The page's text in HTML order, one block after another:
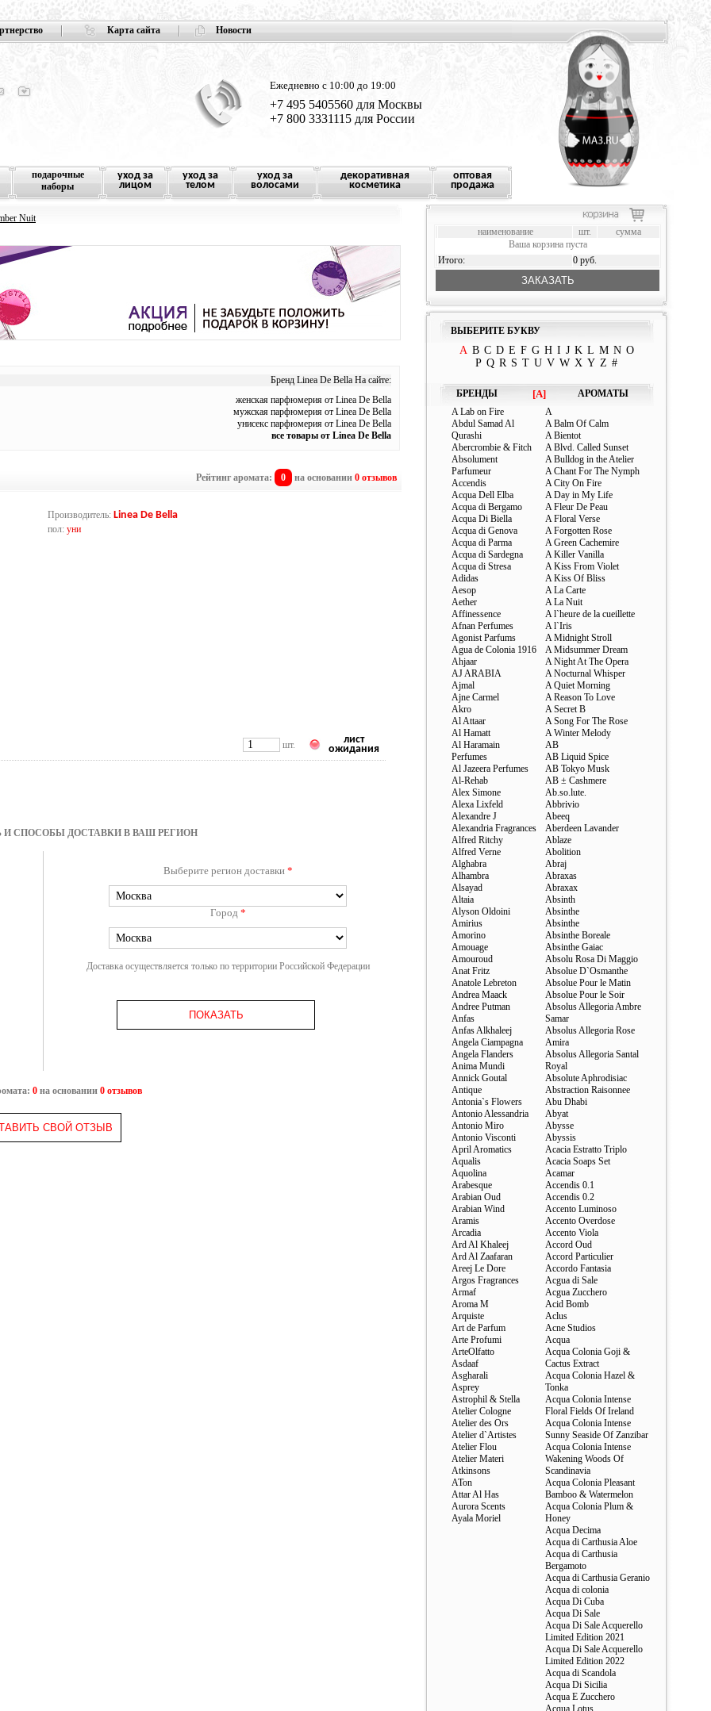
Карта сайта Новости
Ежедневно с 10:00 до 19:00
+7 495 5405560 для Москвы
+7 800 3331115 для России
подарочные
наборы
уход за
лицом
уход за
телом
уход за
волосами
декоративная
косметика
оптовая
продажа
Nuit
Бренд Linea De Bella На сайте:
женская парфюмерия от Linea De Bella
мужская парфюмерия от Linea De Bella
унисекс парфюмерия от Linea De Bella
все товары от Linea De Bella
Рейтинг аромата: 0 на основании 0 отзывов
Производитель: Linea De Bella
пол: уни
шт.
лист
ожидания
И СПОСОБЫ ДОСТАВКИ В ВАШ РЕГИОН
Выберите регион доставки *
Город *
Доставка осуществляется только по территории Российской Федерации
ПОКАЗАТЬ
0на основании 0 отзывов
СВОЙ ОТЗЫВ
наименование шт.
сумма
Ваша корзина пуста
Итого:
0 руб.
ЗАКАЗАТЬ
ВЫБЕРИТЕ БУКВУ
A B C D E F G H I J K L M N O
P Q R S T U V W X Y Z #
БРЕНДЫ [A]
АРОМАТЫ
A Lab on Fire
Abdul Samad Al
Qurashi
Abercrombie & Fitch
Absolument
Parfumeur
Accendis
Acqua Dell Elba
Acqua di Bergamo
Acqua Di Biella
Acqua di Genova
Acqua di Parma
Acqua di Sardegna
Acqua di Stresa
Adidas
Aesop
Aether
Affinessence
Afnan Perfumes
Agonist Parfums
Agua de Colonia 1916
Ahjaar
AJ ARABIA
Ajmal
Ajne Carmel
Akro
Al Attaar
Al Hamatt
Al Haramain
Perfumes
Al Jazeera Perfumes
Al-Rehab
Alex Simone
Alexa Lixfeld
Alexandre J
Alexandria Fragrances
Alfred Ritchy
Alfred Verne
Alghabra
Alhambra
Alsayad
Altaia
Alyson Oldoini
Amirius
Amorino
Amouage
Amouroud
Anat Fritz
Anatole Lebreton
Andrea Maack
Andree Putman
Anfas
Anfas Alkhaleej
Angela Ciampagna
Angela Flanders
Anima Mundi
Annick Goutal
Antique
Antonia`s Flowers
Antonio Alessandria
Antonio Miro
Antonio Visconti
April Aromatics
Aqualis
Aquolina
Arabesque
Arabian Oud
Arabian Wind
Aramis
Arcadia
Ard Al Khaleej
Ard Al Zaafaran
Areej Le Dore
Argos Fragrances
Armaf
Aroma M
Arquiste
Art de Parfum
Arte Profumi
ArteOlfatto
Asdaaf
Asgharali
Asprey
Astrophil & Stella
Atelier Cologne
Atelier des Ors
Atelier d`Artistes
Atelier Flou
Atelier Materi
Atkinsons
ATon
Attar Al Has
Aurora Scents
Ayala Moriel
A
A Balm Of Calm
A Bientot
A Blvd. Called Sunset
A Bulldog in the Atelier
A Chant For The Nymph
A City On Fire
A Day in My Life
A Fleur De Peau
A Floral Verse
A Forgotten Rose
A Green Cachemire
A Killer Vanilla
A Kiss From Violet
A Kiss Of Bliss
A La Carte
A La Nuit
A l`heure de la cueillette
A l`Iris
A Midnight Stroll
A Midsummer Dream
A Night At The Opera
A Nocturnal Whisper
A Quiet Morning
A Reason To Love
A Secret B
A Song For The Rose
A Winter Melody
AB
AB Liquid Spice
AB Tokyo Musk
AB ± Cashmere
Ab.so.lute.
Abbrivio
Abeeq
Aberdeen Lavander
Ablaze
Abolition
Abraj
Abraxas
Abraxax
Absinth
Absinthe
Absinthe
Absinthe Boreale
Absinthe Gaiac
Absolu Rosa Di Maggio
Absolue D`Osmanthe
Absolue Pour le Matin
Absolue Pour le Soir
Absolus Allegoria Ambre
Samar
Absolus Allegoria Rose
Amira
Absolus Allegoria Santal
Royal
Absolute Aphrodisiac
Abstraction Raisonnee
Abu Dhabi
Abyat
Abysse
Abyssis
Acacia Estratto Triplo
Acacia Soaps Set
Acamar
Accendis 0.1
Accendis 0.2
Accento Luminoso
Accento Overdose
Accento Viola
Accord Oud
Accord Particulier
Accordo Fantasia
Acgua di Sale
Acgua Zucchero
Acid Bomb
Aclus
Acne Studios
Acqua
Acqua Colonia Goji &
Cactus Extract
Acqua Colonia Hazel &
Tonka
Acqua Colonia Intense
Floral Fields Of Ireland
Acqua Colonia Intense
Sunny Seaside Of Zanzibar
Acqua Colonia Intense
Wakening Woods Of
Scandinavia
Acqua Colonia Pleasant
Bamboo & Watermelon
Acqua Colonia Plum &
Honey
Acqua Decima
Acqua di Carthusia Aloe
Acqua di Carthusia
Bergamoto
Acqua di Carthusia Geranio
Acqua di colonia
Acqua Di Cuba
Acqua Di Sale
Acqua Di Sale Acquerello
Limited Edition 2021
Acqua Di Sale Acquerello
Limited Edition 2022
Acqua di Scandola
Acqua Di Sicilia
Acqua E Zucchero
Acqua Lotus